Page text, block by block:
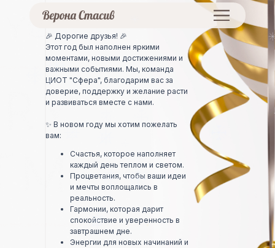
🎉 Дорогие друзья! 🎉
Этот год был наполнен яркими
моментами, новыми достижениями и
важными событиями. Мы, команда
ЦИОТ "Сфера", благодарим вас за
доверие, поддержку и желание расти
и развиваться вместе с нами.
✨ В новом году мы хотим пожелать
вам:
Счастья, которое наполняет
каждый день теплом и светом.
Процветания, чтобы ваши идеи
и мечты воплощались в
реальность.
Гармонии, которая дарит
спокойствие и уверенность в
завтрашнем дне.
Энергии для новых начинаний и